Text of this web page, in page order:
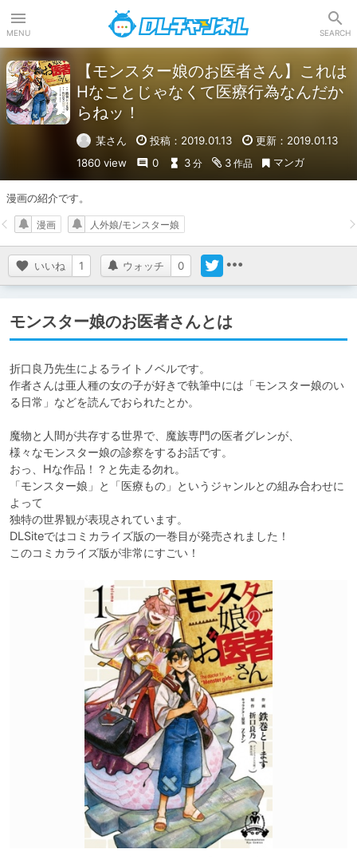
MENU SEARCH
【モンスター娘のお医者さん】これは
Hなことじゃなくて医療行為なんだか
らねッ！
某さん 投稿：2019.01.13
更新：2019.01.13
1860 view
0 3 分 3 作品 マンガ
漫画の紹介です。
いいね 1 ウォッチ 0
漫画 人外娘/モンスター娘
モンスター娘のお医者さんとは
折口良乃先生によるライトノベルです。
作者さんは亜人種の女の子が好きで執筆中には「モンスター娘のい
る日常」などを読んでおられたとか。
魔物と人間が共存する世界で、魔族専門の医者グレンが、
様々なモンスター娘の診察をするお話です。
おっ、Hな作品！？と先走る勿れ。
「モンスター娘」と「医療もの」というジャンルとの組み合わせに
よって
独特の世界観が表現されています。
DLSiteではコミカライズ版の一巻目が発売されました！
このコミカライズ版が非常にすごい！